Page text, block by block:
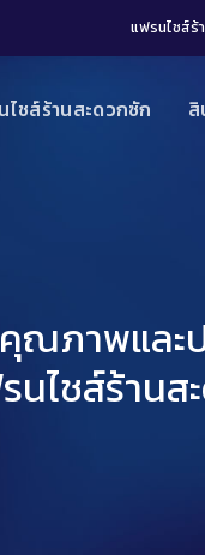
แฟรนไชส์ร้
ไชส์ร้านสะดวกซัก สิ
ณภาพและ
นไชส์ร้าน